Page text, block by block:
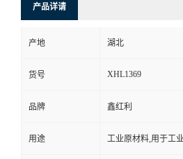
产品详请
产地 湖北
货号 XHL1369
品牌 鑫红利
用途 工业原材料,用于工